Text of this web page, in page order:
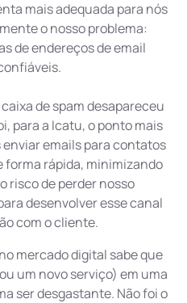
mais adequada para nós
o nosso problema:
de endereços de email
de spam desapareceu
para a Icatu, o ponto mais
emails para contatos
forma rápida, minimizando
risco de perder nosso
desenvolver esse canal
com o cliente.
mercado digital sabe que
um novo serviço) em uma
ser desgastante. Não foi o